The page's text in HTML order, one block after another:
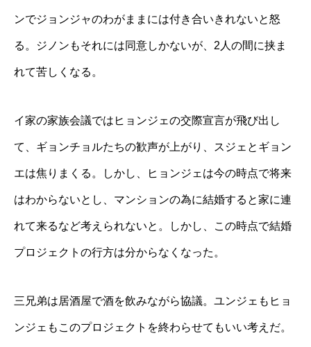
ンでジョンジャのわがままには付き合いきれないと怒
る。ジノンもそれには同意しかないが、2人の間に挟ま
れて苦しくなる。
イ家の家族会議ではヒョンジェの交際宣言が飛び出し
て、ギョンチョルたちの歓声が上がり、スジェとギョン
エは焦りまくる。しかし、ヒョンジェは今の時点で将来
はわからないとし、マンションの為に結婚すると家に連
れて来るなど考えられないと。しかし、この時点で結婚
プロジェクトの行方は分からなくなった。
三兄弟は居酒屋で酒を飲みながら協議。ユンジェもヒョ
ンジェもこのプロジェクトを終わらせてもいい考えだ。